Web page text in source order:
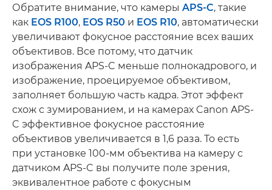
Обратите внимание, что камеры APS-C, такие
как EOS R100, EOS R50 и EOS R10, автоматически
увеличивают фокусное расстояние всех ваших
объективов. Все потому, что датчик
изображения APS-C меньше полнокадрового, и
изображение, проецируемое объективом,
заполняет большую часть кадра. Этот эффект
схож с зумированием, и на камерах Canon APS-
C эффективное фокусное расстояние
объективов увеличивается в 1,6 раза. То есть
при установке 100-мм объектива на камеру с
датчиком APS-C вы получите поле зрения,
эквивалентное работе с фокусным